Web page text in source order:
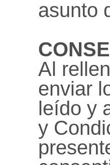
asunto
Al
enviar
leído y
y